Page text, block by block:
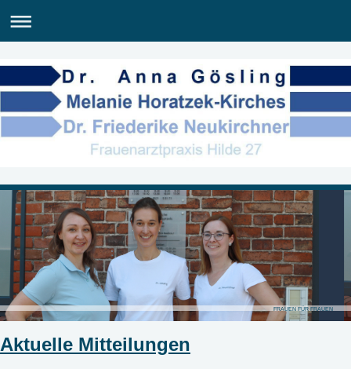
FRAUEN FÜR FRAUEN
Aktuelle Mitteilungen